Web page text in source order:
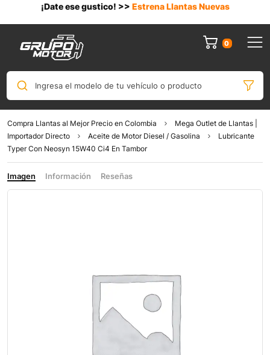
¡Date ese gustico! >> Estrena Llantas Nuevas
0
Ingresa el modelo de tu vehículo o producto
Compra Llantas al Mejor Precio en Colombia
Mega Outlet de Llantas |
Importador Directo
Aceite de Motor Diesel / Gasolina
Lubricante
Typer Con Neosyn 15W40 Ci4 En Tambor
Imagen Información Reseñas